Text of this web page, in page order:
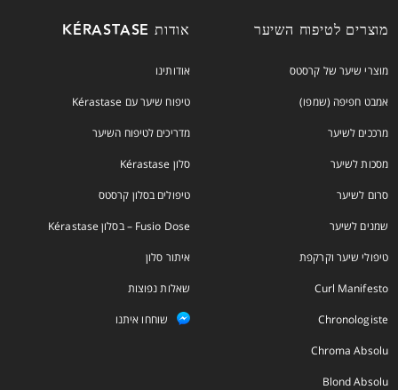
מוצרים לטיפוח השיער
מוצרי שיער של קרסטס
אמבט חפיפה (שמפו)
מרככים לשיער
מסכות לשיער
סרום לשיער
שמנים לשיער
טיפולי שיער וקרקפת
Curl Manifesto
Chronologiste
Chroma Absolu
Blond Absolu
אודות KÉRASTASE
אודותינו
טיפוח שיער עם Kérastase
מדריכים לטיפוח השיער
סלון Kérastase
טיפולים בסלון קרסטס
Fusio Dose – בסלון Kérastase
איתור סלון
שאלות נפוצות
שוחחו איתנו